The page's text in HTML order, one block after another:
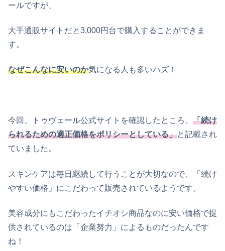
ールですが、
大手通販サイトだと3,000円台で購入することができま
す。
なぜこんなに安いのか気になる人も多いハズ！
今回、トゥヴェール公式サイトを確認したところ、 「続け
られるための適正価格をポリシーとしている」と記載され
ていました。
スキンケアは毎日継続して行うことが大切なので、「続け
やすい価格」にこだわって販売されているようです。
美容成分にもこだわったイチオシ商品なのに安い価格で提
供されているのは「企業努力」によるものだったんです
ね！